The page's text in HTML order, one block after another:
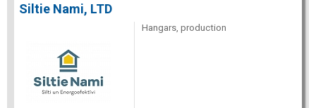
Siltie Nami, LTD
Hangars, production